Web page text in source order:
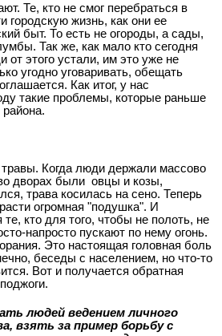
Те, кто не смог перебраться в
городскую жизнь, как они ее
быт. То есть не огороды, а сады,
Так же, как мало кто сегодня
от этого устали, им это уже не
угодно уговаривать, обещать
Как итог, у нас
такие проблемы, которые раньше
Когда люди держали массово
дворах были овцы и козы,
трава косилась на сено. Теперь
огромная "подушка". И
кто для того, чтобы не полоть, не
напросто пускают по нему огонь.
Это настоящая головная боль
беседы с населением, но что-то
Вот и получается обратная
людей ведением личного
взять за пример борьбу с